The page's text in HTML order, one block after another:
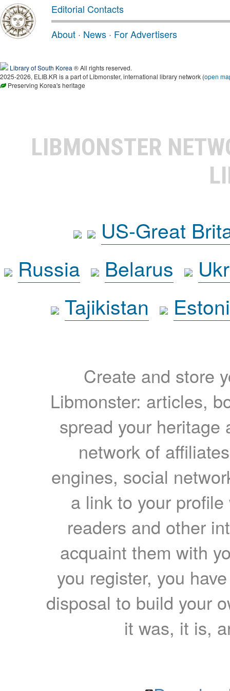
Editorial Contacts
About · News · For Advertisers
Library of South Korea ® All rights reserved.
2025-2026, ELIB.KR is a part of Libmonster, international library network (open
Preserving Korea's heritage
LIBMONSTER
US-Great
Russia
Belarus
Tajikistan
Create and store
Libmonster: articles,
spread your heritage
network of
engines, social
a link to your
readers and other
acquaint them with
you register, you
disposal to build your
it was, it is,